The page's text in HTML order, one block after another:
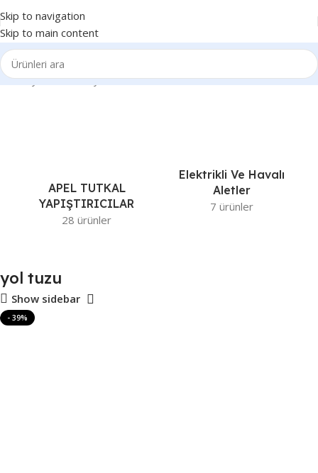
Skip to navigation
Skip to main content
Ana Sayfa Ürünler “yol tuzu” olarak etiketlendi
APEL TUTKAL
YAPIŞTIRICILAR
28 ürünler
Elektrikli Ve Havalı
Aletler
7 ürünler
yol tuzu
Show sidebar
- 39%